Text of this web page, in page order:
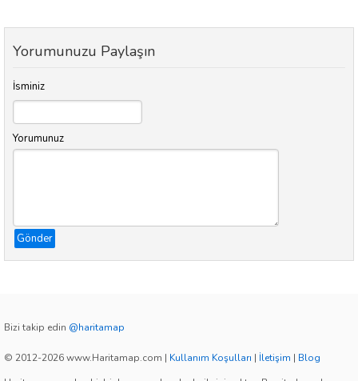
Yorumunuzu Paylaşın
İsminiz
Yorumunuz
Gönder
Bizi takip edin @haritamap
© 2012-2026 www.Haritamap.com | Kullanım Koşulları | İletişim | Blog